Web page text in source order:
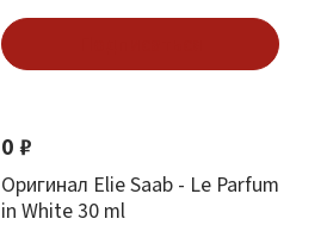
0 ₽
Оригинал Elie Saab - Le Parfum
in White 30 ml